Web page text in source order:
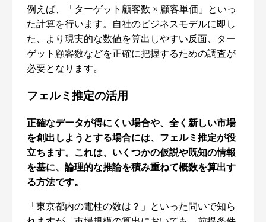
例えば、「ターゲット顧客数 × 顧客単価」といっ
た計算を行います。自社のビジネスモデルに即し
た、より現実的な数値を算出しやすい反面、ター
ゲット顧客数などを正確に把握するための調査が
必要となります。
フェルミ推定の活用
正確なデータが得にくい場合や、全く新しい市場
を創出しようとする場合には、フェルミ推定が役
立ちます。これは、いくつかの仮説や既知の情報
を基に、論理的な推論を積み重ねて概数を算出す
る方法です。
「東京都内の電柱の数は？」といった問いで知ら